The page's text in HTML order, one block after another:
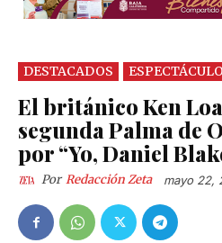
DESTACADOS
El británico Ken
segunda Palma de
por “Yo, Daniel
Por Redacción Zeta mayo 22,